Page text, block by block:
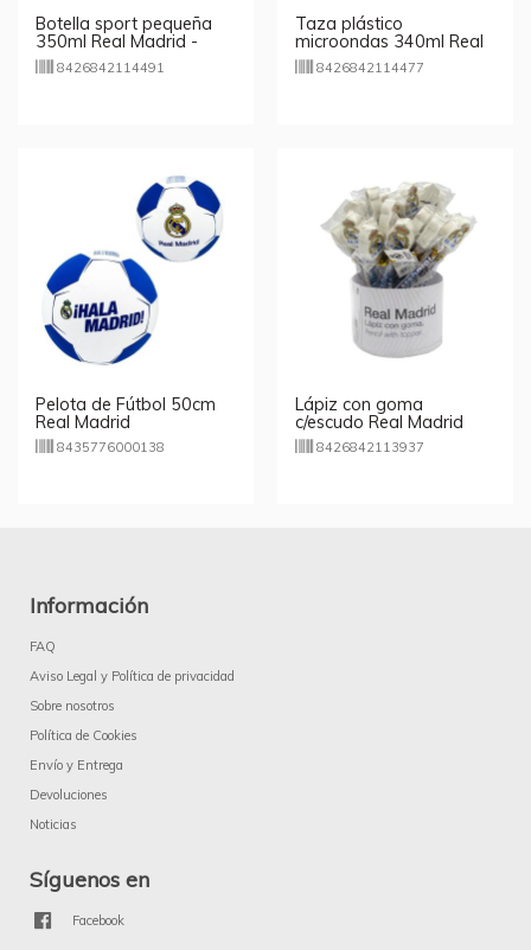
Botella sport pequeña
350ml Real Madrid -
blanco
8426842114491
Taza plástico
microondas 340ml Real
Madrid
8426842114477
Pelota de Fútbol 50cm
Real Madrid
8435776000138
Lápiz con goma
c/escudo Real Madrid
8426842113937
Información
FAQ
Aviso Legal y Política de privacidad
Sobre nosotros
Política de Cookies
Envío y Entrega
Devoluciones
Noticias
Síguenos en
Facebook